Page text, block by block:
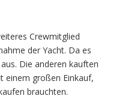
Crewmitglied
der Yacht. Da es
Die anderen kauften
einem großen Einkauf,
brauchten.